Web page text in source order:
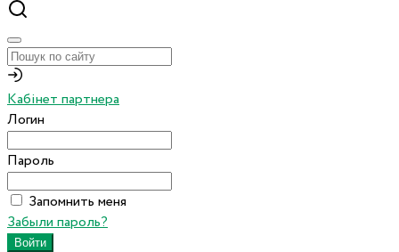
Кабінет партнера
Логин
Пароль
Запомнить меня
Забыли пароль?